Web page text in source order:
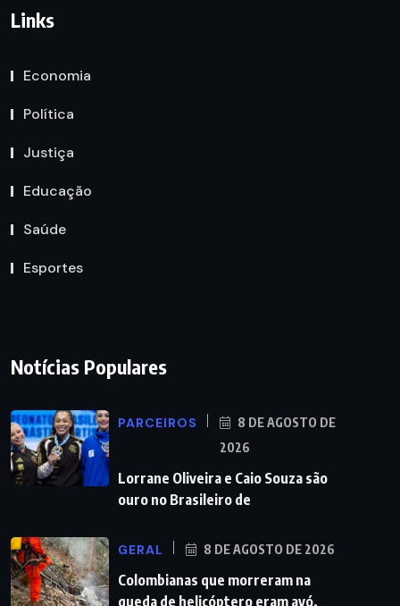
Links
Economia
Política
Justiça
Educação
Saúde
Esportes
Notícias Populares
PARCEIROS
8 DE AGOSTO DE
2026
Lorrane Oliveira e Caio Souza são
ouro no Brasileiro de
GERAL 8 DE AGOSTO DE 2026
Colombianas que morreram na
queda de helicóptero eram avó,